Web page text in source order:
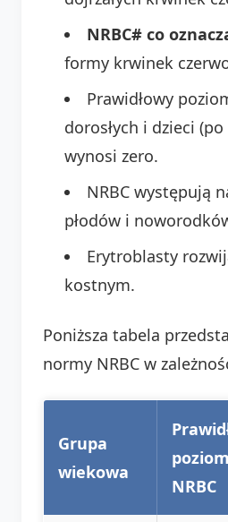
NRBC# co
formy krwinek
Prawidłowy
dorosłych i dzieci
wynosi zero.
NRBC występują
płodów i
Erytroblasty
kostnym.
Poniższa tabela
normy NRBC w
Grupa
wiekowa
poziom
NRBC